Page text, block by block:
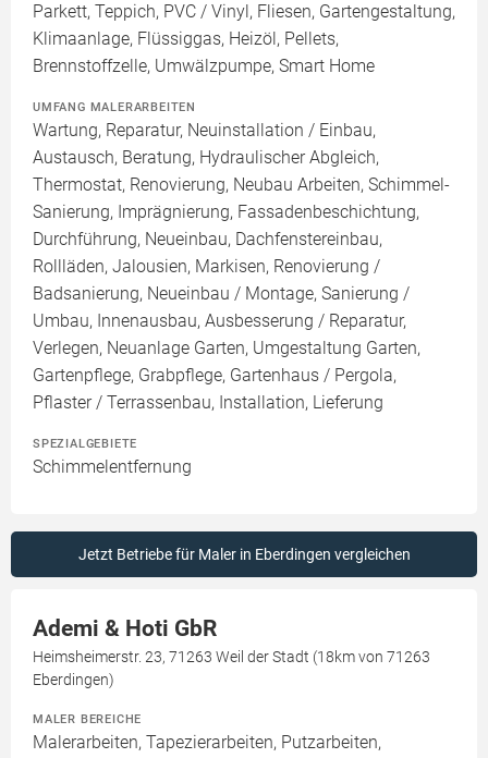
Parkett, Teppich, PVC / Vinyl, Fliesen, Gartengestaltung,
Klimaanlage, Flüssiggas, Heizöl, Pellets,
Brennstoffzelle, Umwälzpumpe, Smart Home
UMFANG MALERARBEITEN
Wartung, Reparatur, Neuinstallation / Einbau,
Austausch, Beratung, Hydraulischer Abgleich,
Thermostat, Renovierung, Neubau Arbeiten, Schimmel-
Sanierung, Imprägnierung, Fassadenbeschichtung,
Durchführung, Neueinbau, Dachfenstereinbau,
Rollläden, Jalousien, Markisen, Renovierung /
Badsanierung, Neueinbau / Montage, Sanierung /
Umbau, Innenausbau, Ausbesserung / Reparatur,
Verlegen, Neuanlage Garten, Umgestaltung Garten,
Gartenpflege, Grabpflege, Gartenhaus / Pergola,
Pflaster / Terrassenbau, Installation, Lieferung
SPEZIALGEBIETE
Schimmelentfernung
Jetzt Betriebe für Maler in Eberdingen vergleichen
Ademi & Hoti GbR
Heimsheimerstr. 23, 71263 Weil der Stadt (18km von 71263
Eberdingen)
MALER BEREICHE
Malerarbeiten, Tapezierarbeiten, Putzarbeiten,